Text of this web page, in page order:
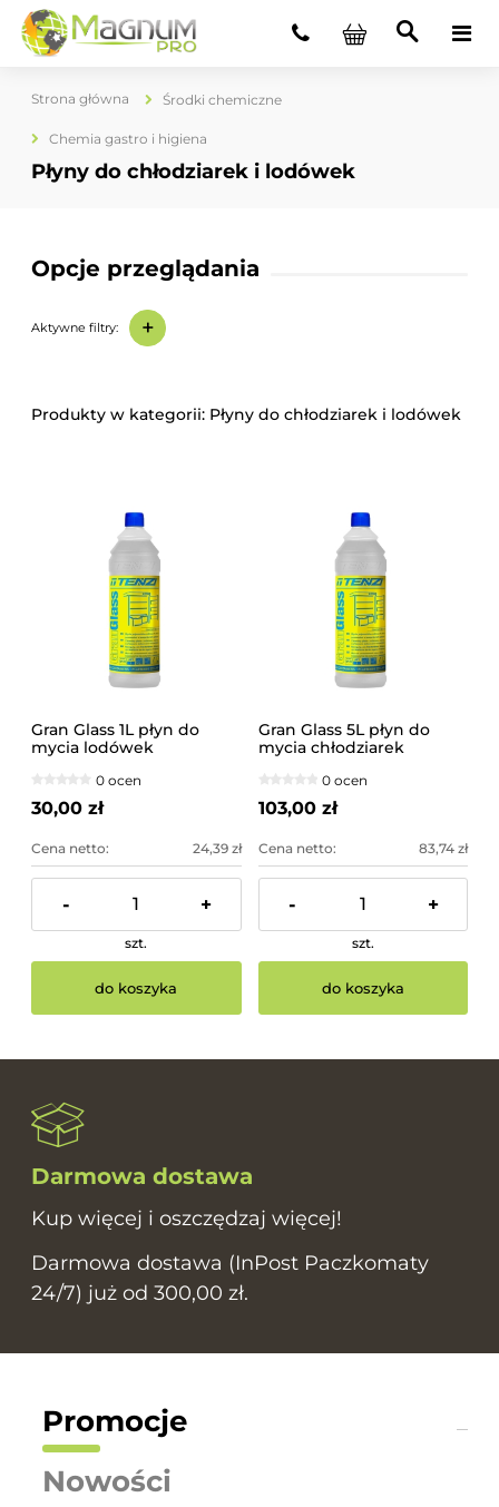
Strona główna Środki chemiczne
Chemia gastro i higiena
Płyny do chłodziarek i lodówek
Opcje przeglądania
Aktywne filtry: +
Płyny do chłodziarek i lodówek
Gran Glass 1L płyn do
mycia lodówek
0 ocen
30,00 zł
Cena netto: 24,39 zł
- +
szt.
do koszyka
Gran Glass 5L płyn do
mycia chłodziarek
0 ocen
103,00 zł
Cena netto: 83,74 zł
- +
szt.
do koszyka
Darmowa dostawa
Kup więcej i oszczędzaj więcej!
Darmowa dostawa (InPost Paczkomaty
24/7) już od 300,00 zł.
Promocje
Nowości